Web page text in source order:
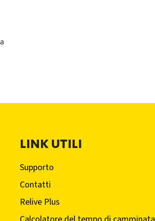
LINK UTILI
Supporto
Contatti
Relive Plus